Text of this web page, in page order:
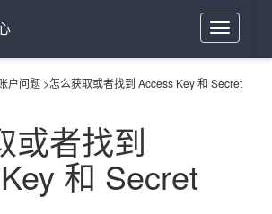
Toggle
navigation
户问题 >怎么获取或者找到 Access Key 和 Secret
或者找到
和 Secret